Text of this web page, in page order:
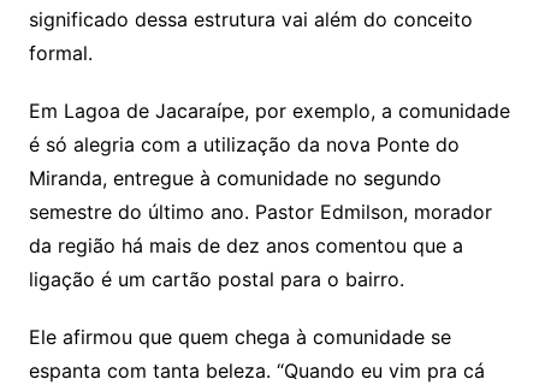
significado dessa estrutura vai além do conceito
formal.
Em Lagoa de Jacaraípe, por exemplo, a comunidade
é só alegria com a utilização da nova Ponte do
Miranda, entregue à comunidade no segundo
semestre do último ano. Pastor Edmilson, morador
da região há mais de dez anos comentou que a
ligação é um cartão postal para o bairro.
Ele afirmou que quem chega à comunidade se
espanta com tanta beleza. “Quando eu vim pra cá